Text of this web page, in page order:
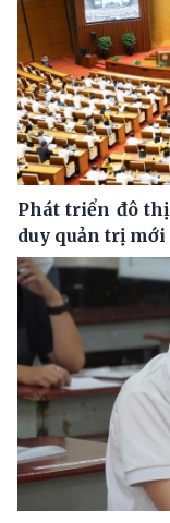
Phát triển đô
duy quản trị mới